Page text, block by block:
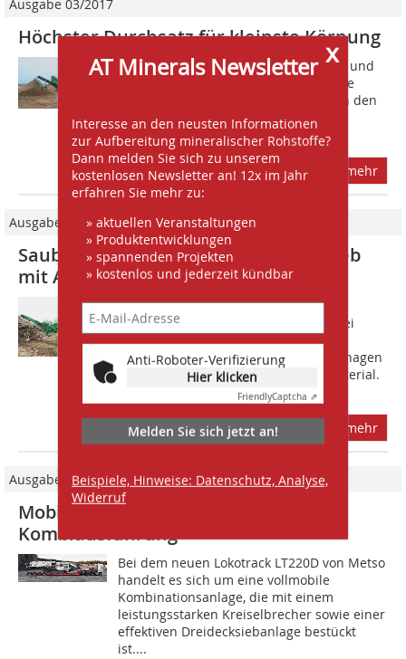
x
AT Minerals Newsletter
Interesse an den neusten Informationen
zur Aufbereitung mineralischer Rohstoffe?
Dann melden Sie sich zu unserem
kostenlosen Newsletter an! 12x im Jahr
erfahren Sie mehr zu:
» aktuellen Veranstaltungen
» Produktentwicklungen
» spannenden Projekten
» kostenlos und jederzeit kündbar
Anti-Roboter-Verifizierung
Hier klicken
FriendlyCaptcha ⇗
Melden Sie sich jetzt an!
Beispiele, Hinweise: Datenschutz, Analyse,
Widerruf
Ausgabe 03/2017
Höchster Durchsatz für kleinste Körnung
Entstanden aus dem klassischen Erd- und
Tiefbau mit ­eigenen Kiesgruben ist die
KOOPS-Gruppe heute ein Spezialist in den
Bereichen Recycling, Entsorgung und
Baustoffhandel. Im eigenen...
mehr
Ausgabe 06/2017
Saubere Trennung im Recyclingbetrieb
mit Apex-Fördertechnik
Das mittelständische Erdbau- und
Recyclingunternehmen H.?P. Kaiser bei
Düsseldorf verarbeitet seit 1988 mit
inzwischen 35 Mitarbeitern hohe Tonnagen
an Bauschutt, Erden und Abbruchmaterial.
mehr
Ausgabe 06/2014
Mobile Brech- und Siebanlage in
Kombiausführung
Bei dem neuen Lokotrack LT220D von Metso
handelt es sich um eine vollmobile
Kombinationsanlage, die mit einem
leistungsstarken Kreiselbrecher sowie einer
effektiven Dreidecksiebanlage bestückt
ist....